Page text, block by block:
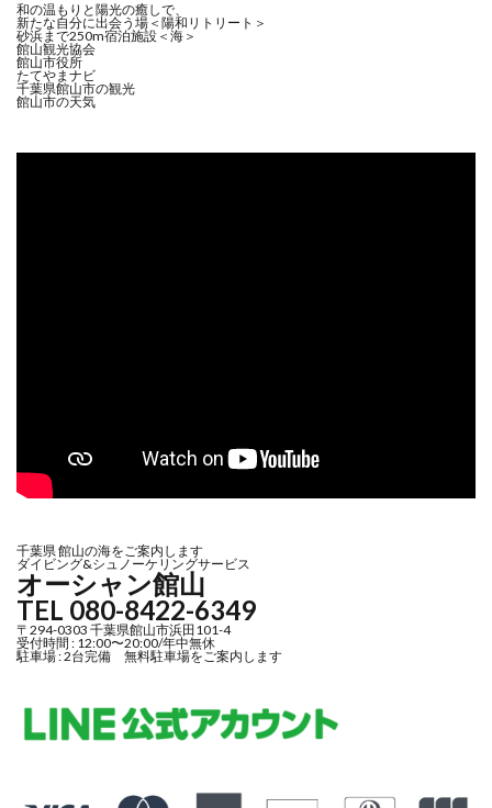
和の温もりと陽光の癒しで、
新たな自分に出会う場＜陽和リトリート＞
砂浜まで250m宿泊施設＜海＞
館山観光協会
館山市役所
たてやまナビ
千葉県館山市の観光
館山市の天気
千葉県 館山の海をご案内します
ダイビング&シュノーケリングサービス
オーシャン館山
TEL 080-8422-6349
〒294-0303 千葉県館山市浜田101-4
受付時間 : 12:00〜20:00/年中無休
駐車場 : 2台完備 無料駐車場をご案内します